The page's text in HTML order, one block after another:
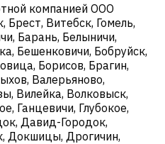
компанией ООО
Брест, Витебск, Гомель,
Барань, Белыничи,
Бешенковичи, Бобруйск,
Борисов, Брагин,
Валерьяново,
Вилейка, Волковыск,
Ганцевичи, Глубокое,
Давид-Городок,
Докшицы, Дрогичин,